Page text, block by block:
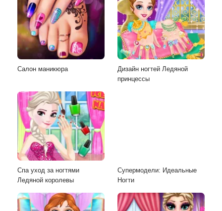
Салон маникюра
Дизайн ногтей Ледяной
принцессы
Спа уход за ногтями
Ледяной королевы
Супермодели: Идеальные
Ногти